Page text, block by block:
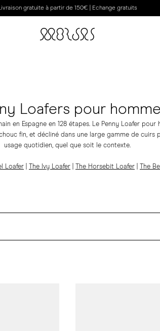
gratuite à partir de 150€ | Echange gratuits
Loafers pour homme
en Espagne en 128 étapes. Le Penny Loafer
fin, et décliné dans une large gamme de cuirs
usage quotidien, quel que soit le contexte.
Loafer The Ivy Loafer The Horsebit Loafer The